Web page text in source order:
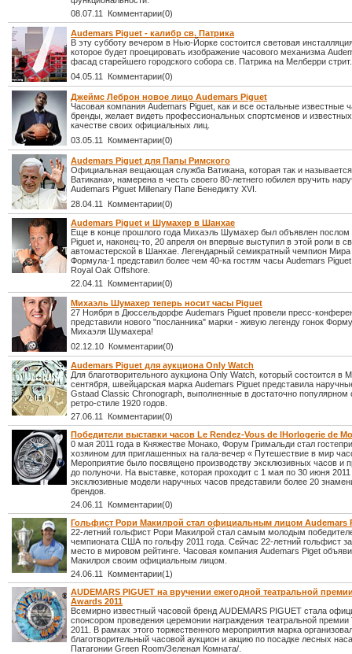
08.07.11 Комментарии(0)
Audemars Piguet - калибр св. Патрика
В эту субботу вечером в Нью-Йорке состоится световая
которое будет проецировать изображение часового механизма
фасад старейшего городского собора св. Патрика на Мелберри стрит.
04.05.11 Комментарии(0)
Джеймс Леброн новое лицо Audemars Piguet
Часовая компания Audemars Piguet, как и все остальные известные
бренды, желает видеть профессиональных спортсменов и
качестве своих официальных лиц.
03.05.11 Комментарии(0)
Audemars Piguet для Папы Римского
Официальная вещающая служба Ватикана, которая так и
Ватикана», намерена в честь своего 80-летнего юбилея вручить
Audemars Piguet Millenary Папе Бенедикту XVI.
28.04.11 Комментарии(0)
Audemars Piguet и Шумахер в Шанхае
Еще в конце прошлого года Михаэль Шумахер был объявлен послом
Piguet и, наконец-то, 20 апреля он впервые выступил в этой роли в
автомастерской в Шанхае. Легендарный семикратный чемпион Мира
Формула-1 представил более чем 40-ка гостям часы Audemars
Royal Oak Offshore.
22.04.11 Комментарии(0)
Михаэль Шумахер теперь носит часы Piguet
27 Ноября в Дюссельдорфе Audemars Piguet провели пресс-
представили нового "посланника" марки - живую легенду гонок
Михаэля Шумахера!
02.12.10 Комментарии(0)
Audemars Piguet для аукциона Only Watch
Для благотворительного аукциона Only Watch, который состоится в
сентября, швейцарская марка Audemars Piguet представила
Gstaad Classic Chronograph, выполненные в достаточно популярном
ретро-стиле 1920 годов.
27.06.11 Комментарии(0)
Победители выставки часов Le Rendez-Vous de lHorlogerie de
0 мая 2011 года в Княжестве Монако, Форум Гримальди стал
хозяином для приглашенных на гала-вечер « Путешествие в мир
Мероприятие было посвящено производству эксклюзивных часов и
до полуночи. На выставке, которая проходит с 1 мая по 30 июня 2011
эксклюзивные модели наручных часов представили более 20
брендов.
24.06.11 Комментарии(0)
Гольфист Рори Макилрой стал официальным лицом Audemars
22-летний гольфист Рори Макилрой стал самым молодым
чемпионата США по гольфу 2011 года. Сейчас 22-летний гольфист
место в мировом рейтинге. Часовая компания Audemars Piget
Макилроя своим официальным лицом.
24.06.11 Комментарии(1)
AUDEMARS PIGUET на вручении ежегодной театральной
Awards 2011
Всемирно известный часовой бренд AUDEMARS PIGUET стала
спонсором проведения церемонии награждения театральной премии
2011. В рамках этого торжественного мероприятия марка
благотворительный часовой аукцион и акцию по посадке лесных
Патагонии Green Room/Зеленая Комната/.